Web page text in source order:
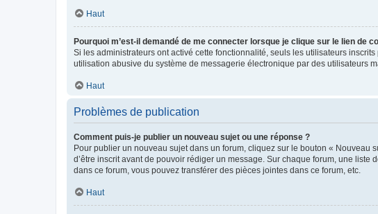
Haut
Pourquoi m’est-il demandé de me connecter lorsque je clique sur le lien de
Si les administrateurs ont activé cette fonctionnalité, seuls les utilisateurs
utilisation abusive du système de messagerie électronique par des utilisateurs
Haut
Problèmes de publication
Comment puis-je publier un nouveau sujet ou une réponse ?
Pour publier un nouveau sujet dans un forum, cliquez sur le bouton «
d’être inscrit avant de pouvoir rédiger un message. Sur chaque forum, une
dans ce forum, vous pouvez transférer des pièces jointes dans ce forum, etc.
Haut